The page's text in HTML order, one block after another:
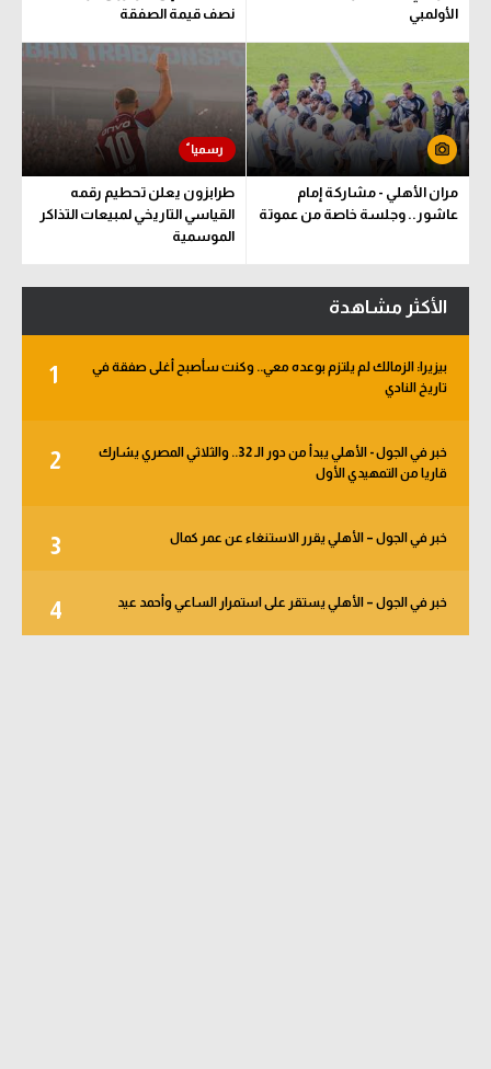
الأولمبي
نصف قيمة الصفقة
مران الأهلي - مشاركة إمام
عاشور.. وجلسة خاصة من عموتة
طرابزون يعلن تحطيم رقمه
القياسي التاريخي لمبيعات التذاكر
الموسمية
الأكثر مشاهدة
1
بيزيرا: الزمالك لم يلتزم بوعده معي.. وكنت سأصبح أغلى صفقة في
تاريخ النادي
2
خبر في الجول - الأهلي يبدأ من دور الـ 32.. والثلاثي المصري يشارك
قاريا من التمهيدي الأول
3 خبر في الجول – الأهلي يقرر الاستنغاء عن عمر كمال
4 خبر في الجول – الأهلي يستقر على استمرار الساعي وأحمد عيد